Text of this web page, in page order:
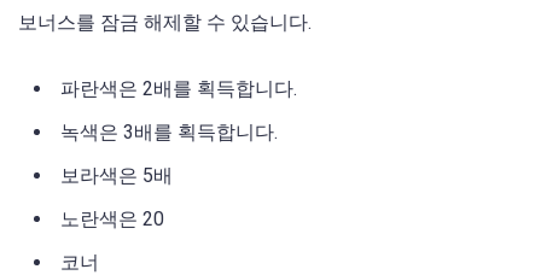
보너스를 잠금 해제할 수 있습니다.
파란색은 2배를 획득합니다.
녹색은 3배를 획득합니다.
보라색은 5배
노란색은 20
코너